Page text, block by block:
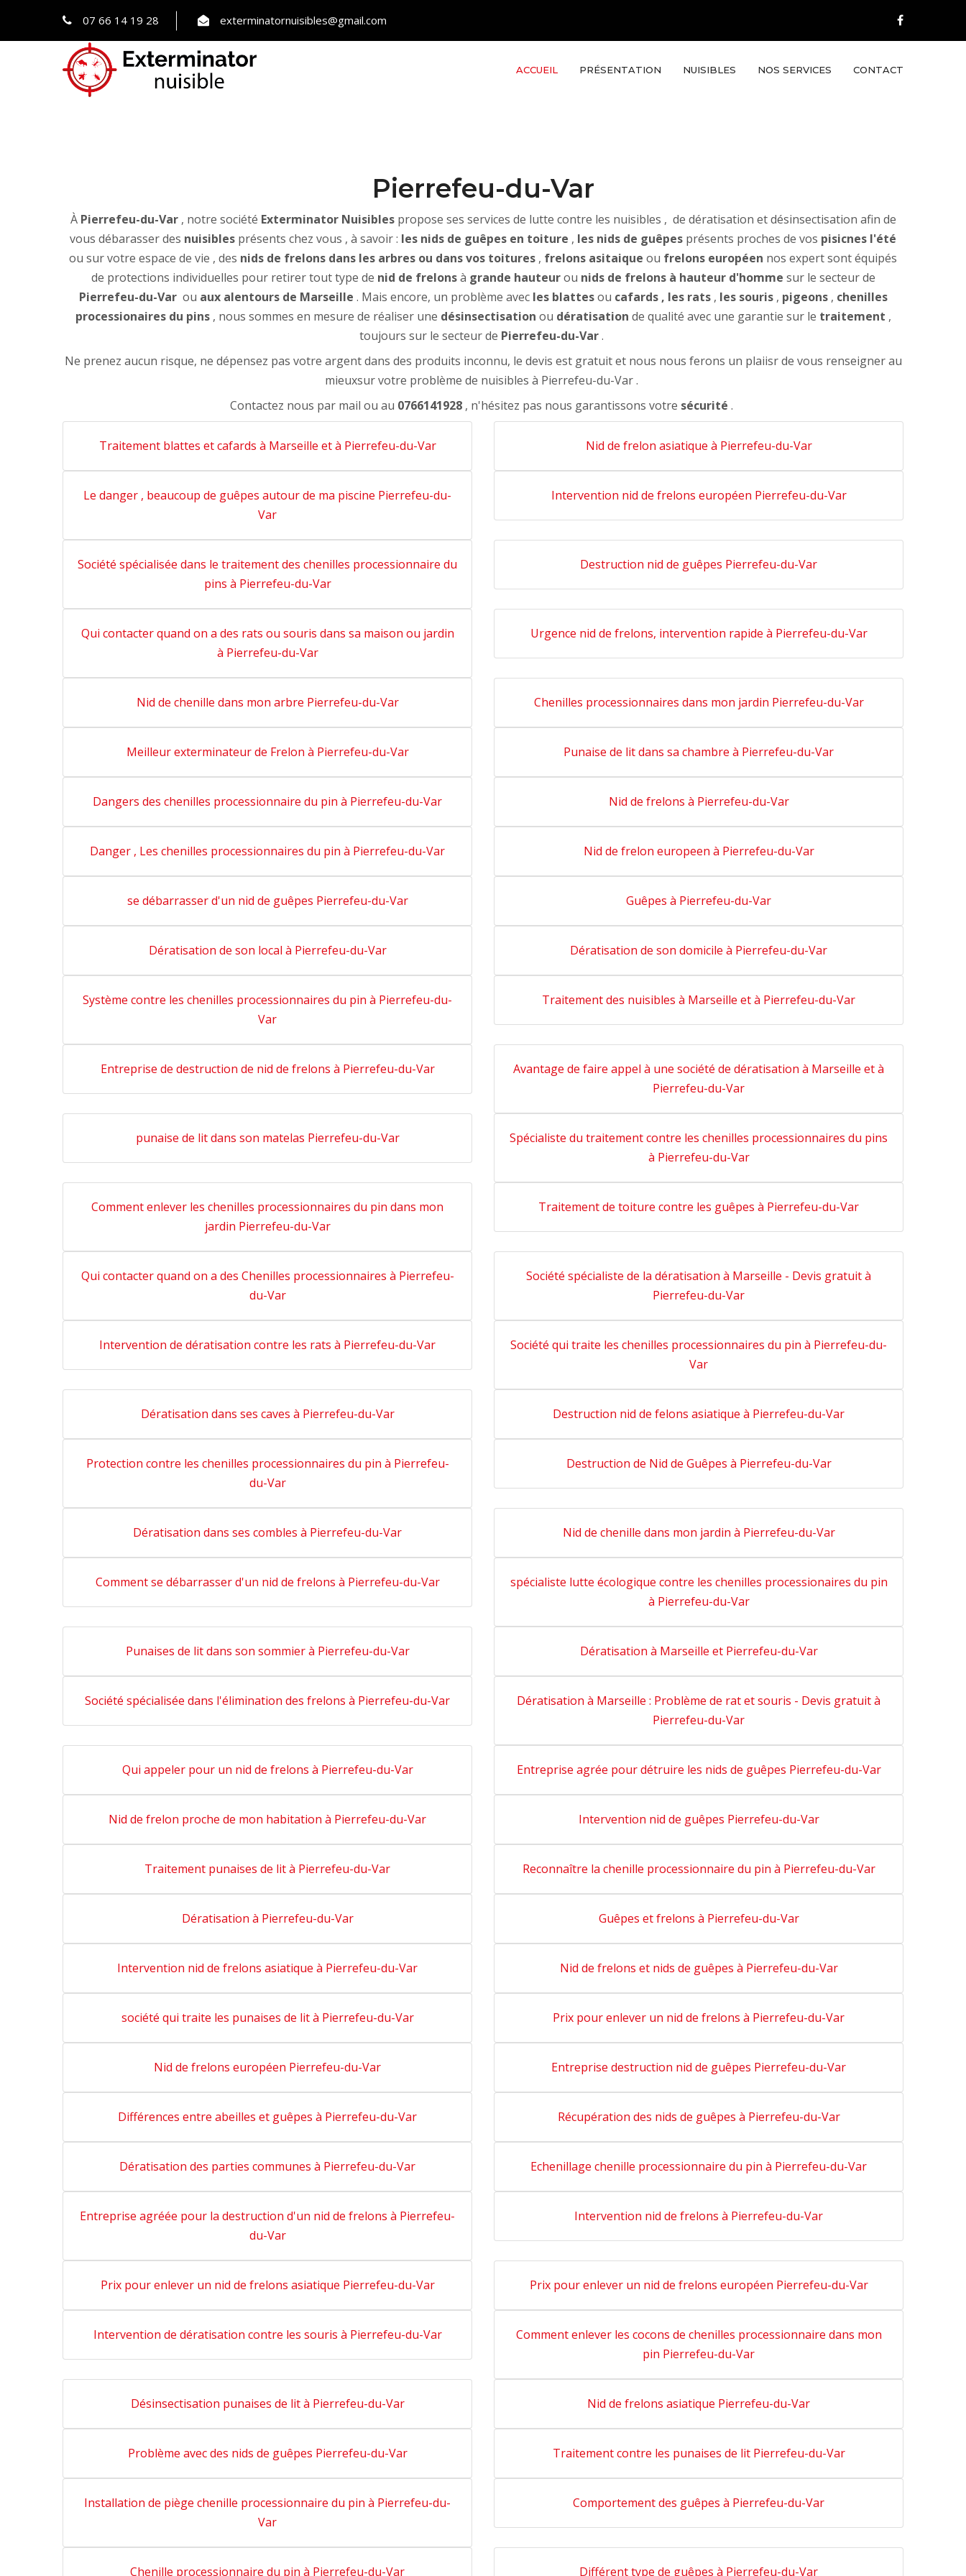
07 66 14 19 28 exterminatornuisibles@gmail.com
ACCUEIL PRÉSENTATION NUISIBLES NOS SERVICES CONTACT
Pierrefeu-du-Var
À Pierrefeu-du-Var, notre société Exterminator Nuisiblespropose ses services de lutte contre les nuisibles , de dératisation et désinsectisation afin de
vous débarasser des nuisibles présents chez vous , à savoir : les nids de guêpes en toiture , les nids de guêpes présents proches de vos pisicnes l'été
ou sur votre espace de vie , des nids de frelons dans les arbres ou dans vos toitures , frelons asitaique ou frelons européen nos expert sont équipés
de protections individuelles pour retirer tout type de nid de frelonsà grande hauteurou nids de frelons à hauteur d'homme sur le secteur de
Pierrefeu-du-Varou aux alentours de Marseille . Mais encore, un problème avec les blattesou cafards , les rats, les souris, pigeons, chenilles
processionaires du pins, nous sommes en mesure de réaliser une désinsectisation ou dératisation de qualité avec une garantie sur le traitement ,
toujours sur le secteur de Pierrefeu-du-Var.
Ne prenez aucun risque, ne dépensez pas votre argent dans des produits inconnu, le devis est gratuit et nous nous ferons un plaiisr de vous renseigner au
mieuxsur votre problème de nuisibles à Pierrefeu-du-Var .
Contactez nous par mail ou au 0766141928 , n'hésitez pas nous garantissons votre sécurité .
Traitement blattes et cafards à Marseille et à Pierrefeu-du-Var Nid de frelon asiatique à Pierrefeu-du-Var
Le danger , beaucoup de guêpes autour de ma piscine Pierrefeu-du-
Var
Intervention nid de frelons européen Pierrefeu-du-Var
Société spécialisée dans le traitement des chenilles processionnaire du
pins à Pierrefeu-du-Var
Destruction nid de guêpes Pierrefeu-du-Var
Qui contacter quand on a des rats ou souris dans sa maison ou jardin
à Pierrefeu-du-Var
Urgence nid de frelons, intervention rapide à Pierrefeu-du-Var
Nid de chenille dans mon arbre Pierrefeu-du-Var Chenilles processionnaires dans mon jardin Pierrefeu-du-Var
Meilleur exterminateur de Frelon à Pierrefeu-du-Var Punaise de lit dans sa chambre à Pierrefeu-du-Var
Dangers des chenilles processionnaire du pin à Pierrefeu-du-Var Nid de frelons à Pierrefeu-du-Var
Danger , Les chenilles processionnaires du pin à Pierrefeu-du-Var Nid de frelon europeen à Pierrefeu-du-Var
se débarrasser d'un nid de guêpes Pierrefeu-du-Var Guêpes à Pierrefeu-du-Var
Dératisation de son local à Pierrefeu-du-Var Dératisation de son domicile à Pierrefeu-du-Var
Système contre les chenilles processionnaires du pin à Pierrefeu-du-
Var
Traitement des nuisibles à Marseille et à Pierrefeu-du-Var
Entreprise de destruction de nid de frelons à Pierrefeu-du-Var
Avantage de faire appel à une société de dératisation à Marseille et à
Pierrefeu-du-Var
punaise de lit dans son matelas Pierrefeu-du-Var
Spécialiste du traitement contre les chenilles processionnaires du pins
à Pierrefeu-du-Var
Comment enlever les chenilles processionnaires du pin dans mon
jardin Pierrefeu-du-Var
Traitement de toiture contre les guêpes à Pierrefeu-du-Var
Qui contacter quand on a des Chenilles processionnaires à Pierrefeu-
du-Var
Société spécialiste de la dératisation à Marseille - Devis gratuit à
Pierrefeu-du-Var
Intervention de dératisation contre les rats à Pierrefeu-du-Var
Société qui traite les chenilles processionnaires du pin à Pierrefeu-du-
Var
Dératisation dans ses caves à Pierrefeu-du-Var Destruction nid de felons asiatique à Pierrefeu-du-Var
Protection contre les chenilles processionnaires du pin à Pierrefeu-
du-Var
Destruction de Nid de Guêpes à Pierrefeu-du-Var
Dératisation dans ses combles à Pierrefeu-du-Var Nid de chenille dans mon jardin à Pierrefeu-du-Var
Comment se débarrasser d'un nid de frelons à Pierrefeu-du-Var
spécialiste lutte écologique contre les chenilles processionaires du pin
à Pierrefeu-du-Var
Punaises de lit dans son sommier à Pierrefeu-du-Var Dératisation à Marseille et Pierrefeu-du-Var
Société spécialisée dans l'élimination des frelons à Pierrefeu-du-Var
Dératisation à Marseille : Problème de rat et souris - Devis gratuit à
Pierrefeu-du-Var
Qui appeler pour un nid de frelons à Pierrefeu-du-Var Entreprise agrée pour détruire les nids de guêpes Pierrefeu-du-Var
Nid de frelon proche de mon habitation à Pierrefeu-du-Var Intervention nid de guêpes Pierrefeu-du-Var
Traitement punaises de lit à Pierrefeu-du-Var Reconnaître la chenille processionnaire du pin à Pierrefeu-du-Var
Dératisation à Pierrefeu-du-Var Guêpes et frelons à Pierrefeu-du-Var
Intervention nid de frelons asiatique à Pierrefeu-du-Var Nid de frelons et nids de guêpes à Pierrefeu-du-Var
société qui traite les punaises de lit à Pierrefeu-du-Var Prix pour enlever un nid de frelons à Pierrefeu-du-Var
Nid de frelons européen Pierrefeu-du-Var Entreprise destruction nid de guêpes Pierrefeu-du-Var
Différences entre abeilles et guêpes à Pierrefeu-du-Var Récupération des nids de guêpes à Pierrefeu-du-Var
Dératisation des parties communes à Pierrefeu-du-Var Echenillage chenille processionnaire du pin à Pierrefeu-du-Var
Entreprise agréée pour la destruction d'un nid de frelons à Pierrefeu-
du-Var
Intervention nid de frelons à Pierrefeu-du-Var
Prix pour enlever un nid de frelons asiatique Pierrefeu-du-Var Prix pour enlever un nid de frelons européen Pierrefeu-du-Var
Intervention de dératisation contre les souris à Pierrefeu-du-Var
Comment enlever les cocons de chenilles processionnaire dans mon
pin Pierrefeu-du-Var
Désinsectisation punaises de lit à Pierrefeu-du-Var Nid de frelons asiatique Pierrefeu-du-Var
Problème avec des nids de guêpes Pierrefeu-du-Var Traitement contre les punaises de lit Pierrefeu-du-Var
Installation de piège chenille processionnaire du pin à Pierrefeu-du-
Var
Comportement des guêpes à Pierrefeu-du-Var
Chenille processionnaire du pin à Pierrefeu-du-Var Différent type de guêpes à Pierrefeu-du-Var